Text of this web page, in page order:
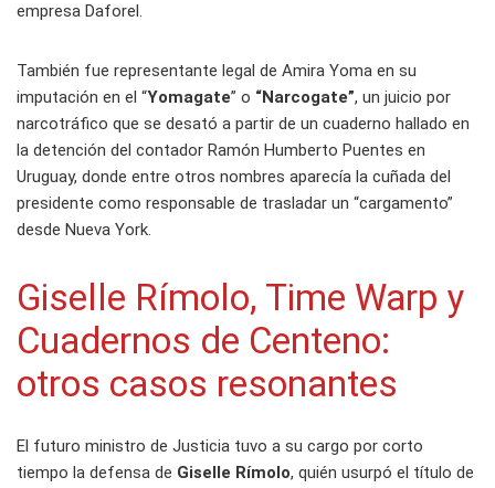
empresa Daforel.
También fue representante legal de Amira Yoma en su
imputación en el “Yomagate” o “Narcogate”, un juicio por
narcotráfico que se desató a partir de un cuaderno hallado en
la detención del contador Ramón Humberto Puentes en
Uruguay, donde entre otros nombres aparecía la cuñada del
presidente como responsable de trasladar un “cargamento”
desde Nueva York.
Giselle Rímolo, Time Warp y
Cuadernos de Centeno:
otros casos resonantes
El futuro ministro de Justicia tuvo a su cargo por corto
tiempo la defensa de Giselle Rímolo, quién usurpó el título de